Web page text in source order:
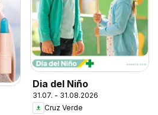
Dia del Niño
31.07. - 31.08.2026
Cruz Verde